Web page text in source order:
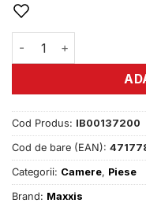
Cantitate Camera
Cod Produs: IB00137200
Cod de bare (EAN):
Categorii: Camere, Piese
Brand: Maxxis